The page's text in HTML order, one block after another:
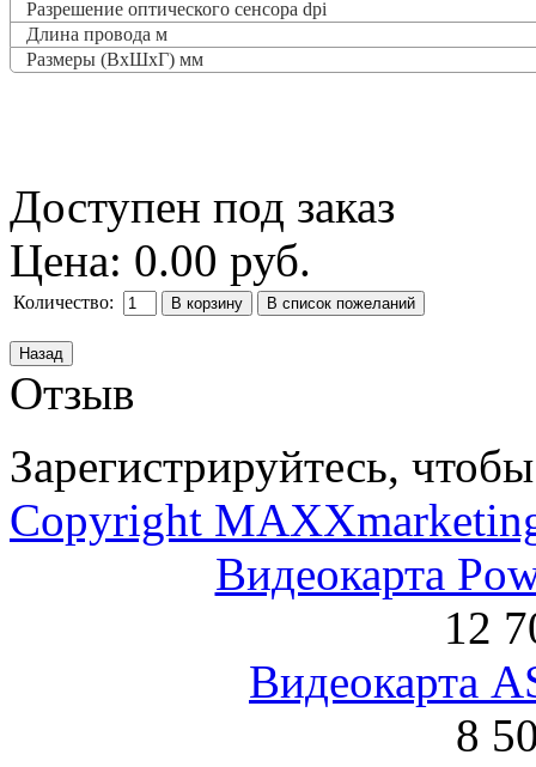
Разрешение оптического сенсора dpi
Длина провода м
Размеры (ВxШxГ) мм
Доступен под заказ
Цена: 0.00 руб.
Количество:
Отзыв
Зарегистрируйтесь,
Copyright
Видеокарта
12
Видеокарта
8